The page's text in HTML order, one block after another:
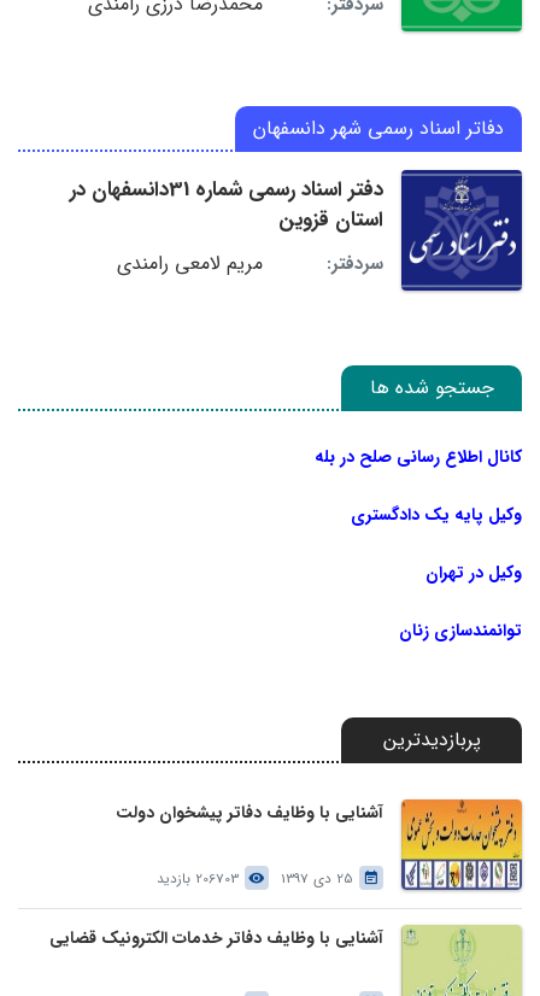
دفاتر اسناد رسمی شهر دانسفهان
دفتر اسناد رسمی شماره 31دانسفهان در
استان قزوین
سردفتر: مریم لامعی رامندی
جستجو شده ها
کانال اطلاع رسانی صلح در بله
وکیل پایه یک دادگستری
وکیل در تهران
توانمندسازی زنان
پربازدیدترین
آشنایی با وظایف دفاتر پیشخوان دولت
25 دی 1397 206703 بازدید
آشنایی با وظایف دفاتر خدمات الکترونیک قضایی